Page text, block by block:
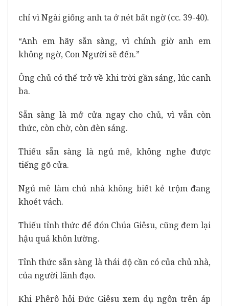
chỉ vì Ngài giống anh ta ở nét bất ngờ (cc. 39-40).
“Anh em hãy sẵn sàng, vì chính giờ anh em
không ngờ, Con Người sẽ đến.”
Ông chủ có thể trở về khi trời gần sáng, lúc canh
ba.
Sẵn sàng là mở cửa ngay cho chủ, vì vẫn còn
thức, còn chờ, còn đèn sáng.
Thiếu sẵn sàng là ngủ mê, không nghe được
tiếng gõ cửa.
Ngủ mê làm chủ nhà không biết kẻ trộm đang
khoét vách.
Thiếu tỉnh thức để đón Chúa Giêsu, cũng đem lại
hậu quả khôn lường.
Tỉnh thức sẵn sàng là thái độ cần có của chủ nhà,
của người lãnh đạo.
Khi Phêrô hỏi Đức Giêsu xem dụ ngôn trên áp